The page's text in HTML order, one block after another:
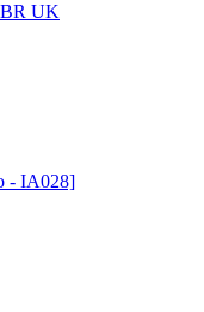
UK
- IA028]